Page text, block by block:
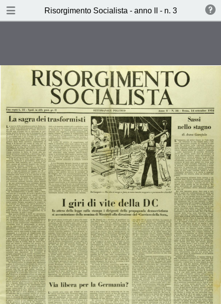
Risorgimento Socialista - anno II - n. 36 - 14
TABLE OF CONTENTS
Andreoni)
Il suonatore di grancassa (Michele
Parrella)
Ieri,Oggi,Domani (B.S.)